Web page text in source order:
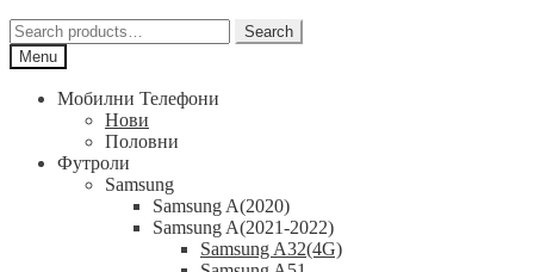
Search
for:
Search
Menu
Мобилни Телефони
Нови
Половни
Футроли
Samsung
Samsung A(2020)
Samsung A(2021-2022)
Samsung A32(4G)